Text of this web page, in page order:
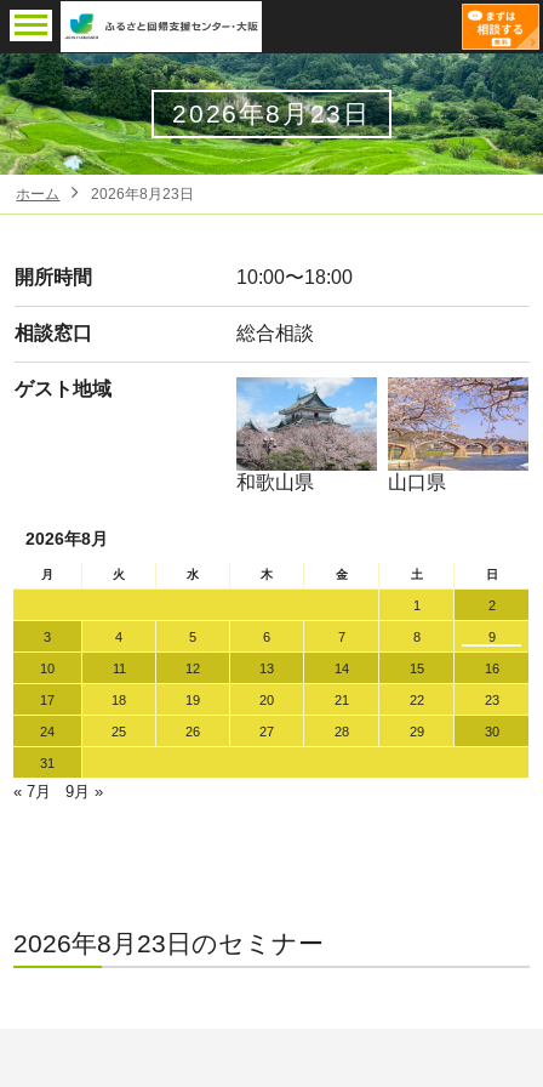
2026年8月23日
ホーム 2026年8月23日
開所時間 10:00〜18:00
相談窓口 総合相談
ゲスト地域
和歌山県 山口県
2026年8月
月 火 水 木 金 土 日
1 2
3 4 5 6 7 8 9
10 11 12 13 14 15 16
17 18 19 20 21 22 23
24 25 26 27 28 29 30
31
« 7月 9月 »
2026年8月23日のセミナー